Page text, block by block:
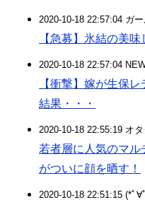
2020-10-18 22:57:04 ガ
【急募】氷結の美
2020-10-18 22:57:04
【衝撃】嫁が生保
結果・・・
2020-10-18 22:55:19 オ
若者層に人気のマ
がついに顔を晒す！
2020-10-18 22:51:15 (*ﾟ